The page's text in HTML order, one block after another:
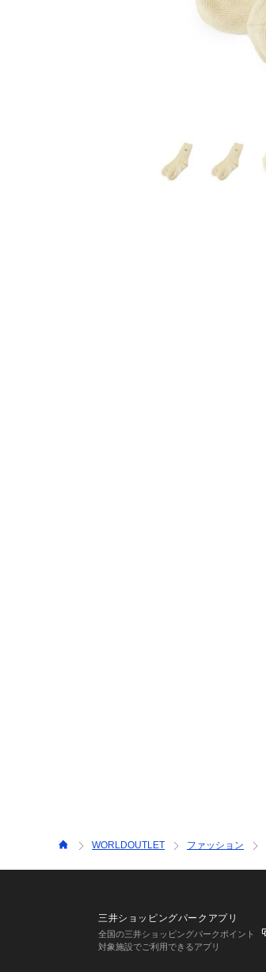
WORLDOUTLET ファッション
三井ショッピングパークアプリ
全国の三井ショッピングパークポイント
対象施設でご利用できるアプリ